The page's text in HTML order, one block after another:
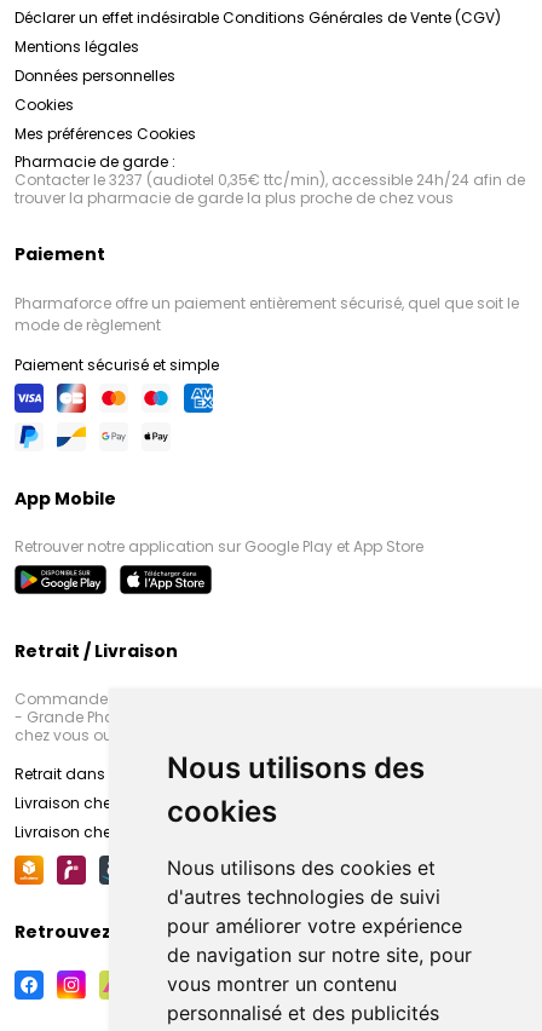
Nous utilisons des
cookies
Nous utilisons des cookies et
d'autres technologies de suivi
pour améliorer votre expérience
de navigation sur notre site, pour
vous montrer un contenu
personnalisé et des publicités
Déclarer un effet indésirableConditions Générales de Vente (CGV)
Mentions légales
Données personnelles
Cookies
Mes préférences Cookies
Pharmacie de garde :
Contacter le 3237 (audiotel 0,35€ ttc/min), accessible 24h/24 afin de
trouver la pharmacie de garde la plus proche de chez vous
Paiement
Pharmaforce offre un paiement entièrement sécurisé, quel que soit le
mode de règlement
Paiement sécurisé et simple
App Mobile
Retrouver notre application sur Google Play et App Store
Retrait / Livraison
Commandez en ligne et venez chercher votre commande à Amiens
- Grande Pharmacie d’Amiens (Fachon) ou recevez-là rapidement
chez vous ou en point retrait
Retrait dans la pharmacie d’Amiens
Livraison chez vous
Livraison chez votre commerçant
Retrouvez-nous sur vos réseaux sociaux